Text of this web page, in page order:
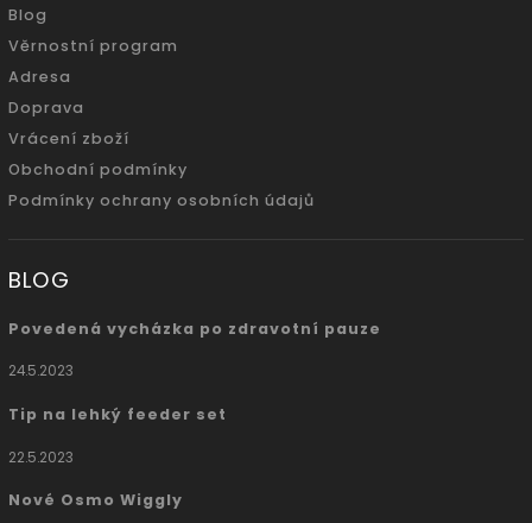
Blog
Věrnostní program
Adresa
Doprava
Vrácení zboží
Obchodní podmínky
Podmínky ochrany osobních údajů
BLOG
Povedená vycházka po zdravotní pauze
24.5.2023
Tip na lehký feeder set
22.5.2023
Nové Osmo Wiggly